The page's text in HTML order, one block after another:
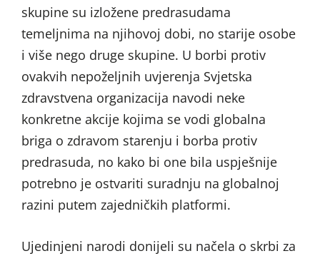
skupine su izložene predrasudama
temeljnima na njihovoj dobi, no starije osobe
i više nego druge skupine. U borbi protiv
ovakvih nepoželjnih uvjerenja Svjetska
zdravstvena organizacija navodi neke
konkretne akcije kojima se vodi globalna
briga o zdravom starenju i borba protiv
predrasuda, no kako bi one bila uspješnije
potrebno je ostvariti suradnju na globalnoj
razini putem zajedničkih platformi.
Ujedinjeni narodi donijeli su načela o skrbi za